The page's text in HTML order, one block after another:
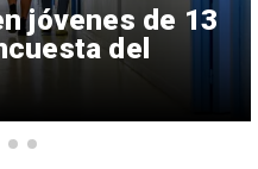
jóvenes de 13
del